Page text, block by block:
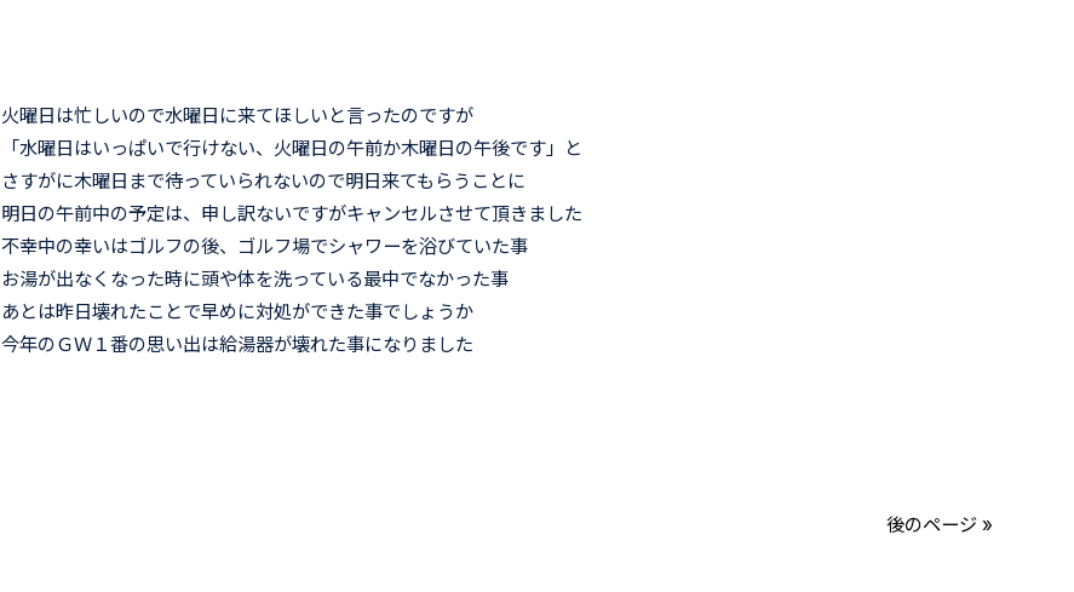
火曜日は忙しいので水曜日に来てほしいと言ったのですが
「水曜日はいっぱいで行けない、火曜日の午前か木曜日の午後です」と
さすがに木曜日まで待っていられないので明日来てもらうことに
明日の午前中の予定は、申し訳ないですがキャンセルさせて頂きました
不幸中の幸いはゴルフの後、ゴルフ場でシャワーを浴びていた事
お湯が出なくなった時に頭や体を洗っている最中でなかった事
あとは昨日壊れたことで早めに対処ができた事でしょうか
今年のＧＷ１番の思い出は給湯器が壊れた事になりました
後のページ »